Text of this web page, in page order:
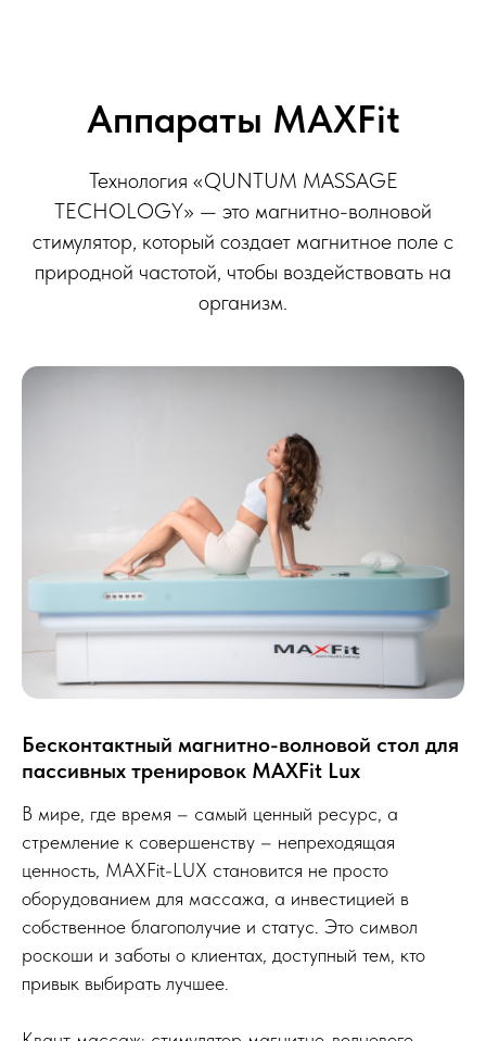
Аппараты MAXFit
Технология «QUNTUM MASSAGE
TECHOLOGY» — это магнитно-волновой
стимулятор, который создает магнитное поле с
природной частотой, чтобы воздействовать на
организм.
Бесконтактный магнитно-волновой стол для
пассивных тренировок MAXFit Lux
В мире, где время – самый ценный ресурс, а
стремление к совершенству – непреходящая
ценность, MAXFit-LUX становится не просто
оборудованием для массажа, а инвестицией в
собственное благополучие и статус. Это символ
роскоши и заботы о клиентах, доступный тем, кто
привык выбирать лучшее.